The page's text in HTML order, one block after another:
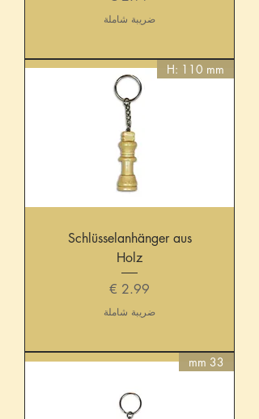
ضريبة شاملة
H: 110 mm
Schlüsselanhänger aus
Holz
السعر
ضريبة شاملة
33 mm